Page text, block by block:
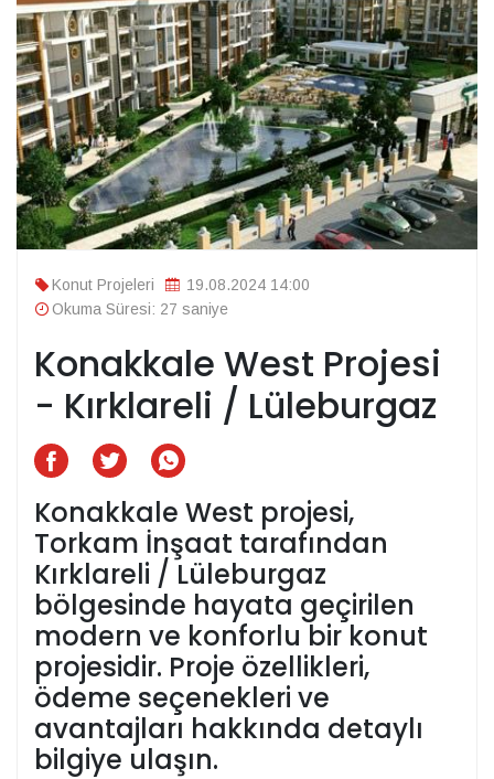
Konut Projeleri
19.08.2024 14:00
Okuma Süresi: 27 saniye
Konakkale West Projesi
- Kırklareli / Lüleburgaz
Konakkale West projesi,
Torkam İnşaat tarafından
Kırklareli / Lüleburgaz
bölgesinde hayata geçirilen
modern ve konforlu bir konut
projesidir. Proje özellikleri,
ödeme seçenekleri ve
avantajları hakkında detaylı
bilgiye ulaşın.